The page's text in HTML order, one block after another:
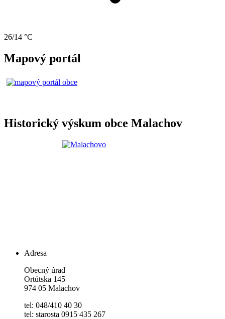
26/14 °C
Mapový portál
Historický výskum obce Malachov
Adresa
Obecný úrad
Ortútska 145
974 05 Malachov
tel: 048/410 40 30
tel: starosta 0915 435 267